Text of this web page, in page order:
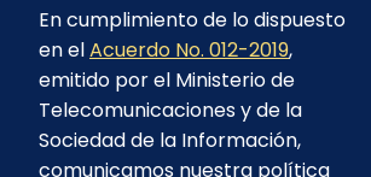
Archivo Histórico de Facturación
Portal Ambiental y Social
Proyecto Geotérmico Chachimbiro
Contratación consultoría mediante
En cumplimiento de lo dispuesto
en elAcuerdo No. 012-2019,
emitido por el Ministerio de
Telecomunicaciones y de la
Sociedad de la Información,
comunicamos nuestra política